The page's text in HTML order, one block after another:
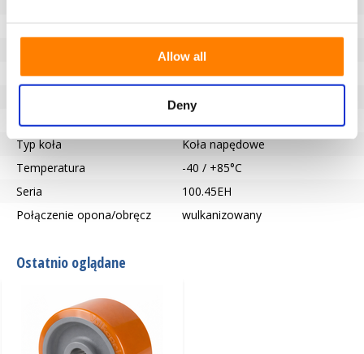
Allow all
Deny
Typ łożyska
Wpust zgodny z DIN 6885 JS9
100
Otwór na oś-Ø (mm)
70
Twardość bieżnika
92° Shore A
Typ koła
Koła napędowe
Temperatura
-40 / +85°C
Seria
100.45EH
Połączenie opona/obręcz
wulkanizowany
Ostatnio oglądane